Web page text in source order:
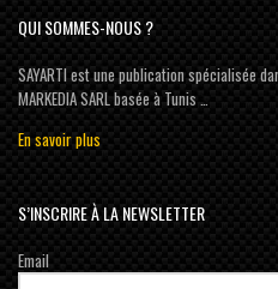
QUI SOMMES-NOUS ?
SAYARTI est une publication spécialisée
MARKEDIA SARL basée à Tunis …
En savoir plus
S’INSCRIRE À LA NEWSLETTER
Email